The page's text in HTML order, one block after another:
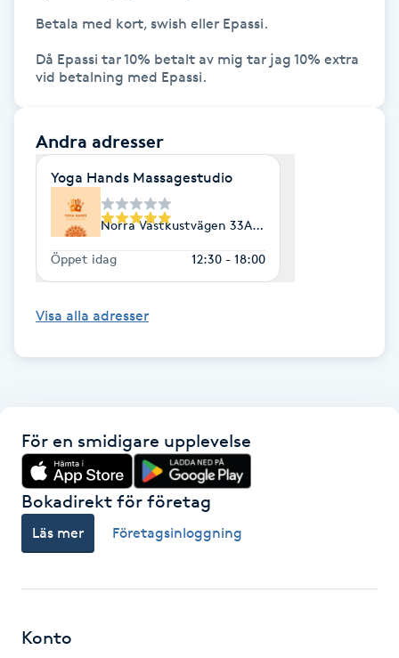
Hudföryngring
Huduppstramning
Hudvård
Hårborttagning
Hårbottenbehandling
Hårförlängning
Hårvård
Hälsa
Betala med kort, swish eller Epassi.
Då Epassi tar 10% betalt av mig tar jag 10% extra
vid betalning med Epassi.
Andra adresser
Yoga Hands Massagestudio
Norra Västkustvägen 33A, Bjärred
Öppet idag 12:30 - 18:00
Visa alla adresser
För en smidigare upplevelse
Bokadirekt för företag
Läs mer Företagsinloggning
Konto